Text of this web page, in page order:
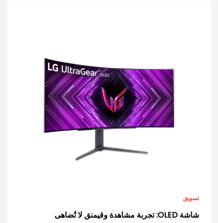
تسويق
شاشة OLED: تجربة مشاهدة وقيمنق لا تُضاهى